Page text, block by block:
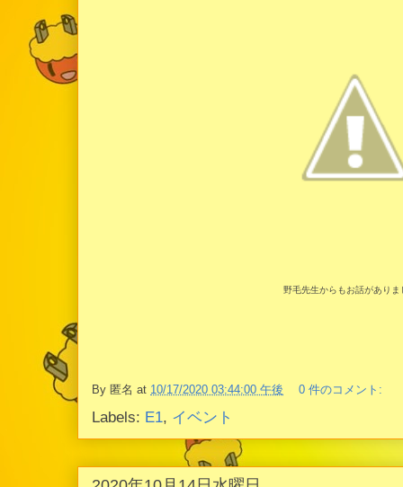
野毛先生からもお話がありま
By 匿名 at 10/17/2020 03:44:00 午後 0 件のコメント:
Labels: E1, イベント